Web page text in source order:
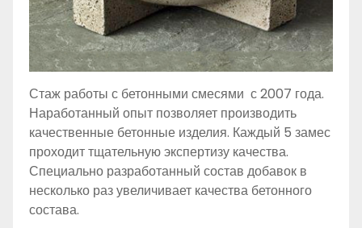
Стаж работы с бетонными смесями с 2007 года.
Наработанный опыт позволяет производить
качественные бетонные изделия. Каждый 5 замес
проходит тщательную экспертизу качества.
Специально разработанный состав добавок в
несколько раз увеличивает качества бетонного
состава.